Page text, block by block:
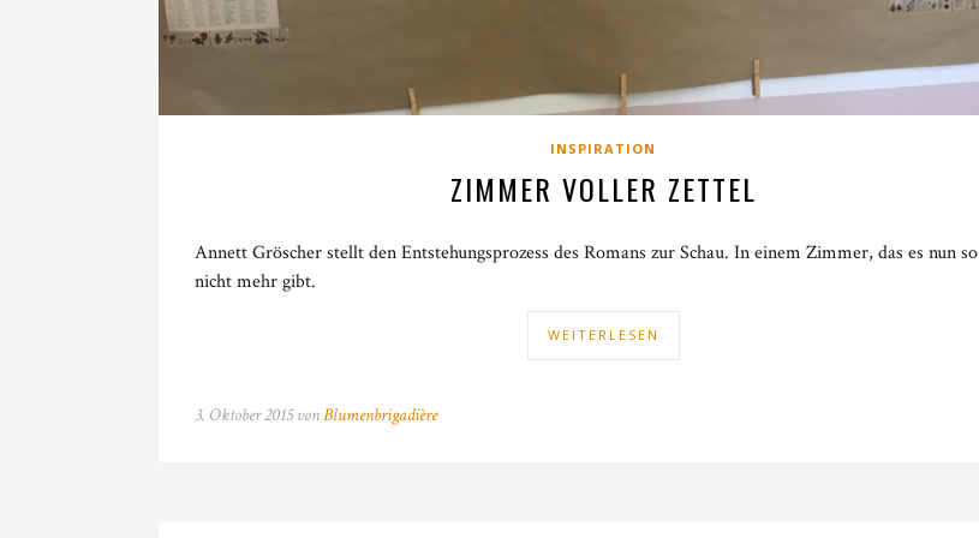
INSPIRATION
ZIMMER VOLLER ZETTEL
Annett Gröscher stellt den Entstehungsprozess des Romans zur Schau. In einem Zimmer, das es nun so
nicht mehr gibt.
WEITERLESEN
3. Oktober 2015 vonBlumenbrigadière